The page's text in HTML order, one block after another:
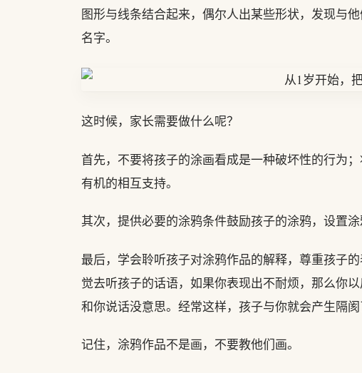
图形与线条结合起来，偶尔人出某些形状，发现与
名字。
这时候，家长需要做什么呢？
首先，不要将孩子的涂画看成是一种破坏性的行为
有机的相互支持。
其次，提供必要的涂鸦条件鼓励孩子的涂鸦，设置涂
最后，学会聆听孩子对涂鸦作品的解释，尊重孩子
觉去听孩子的话语，如果你表现出不耐烦，那么你
和你说话没意思。经常这样，孩子与你就会产生隔阂
记住，涂鸦作品不是画，不要教他们画。